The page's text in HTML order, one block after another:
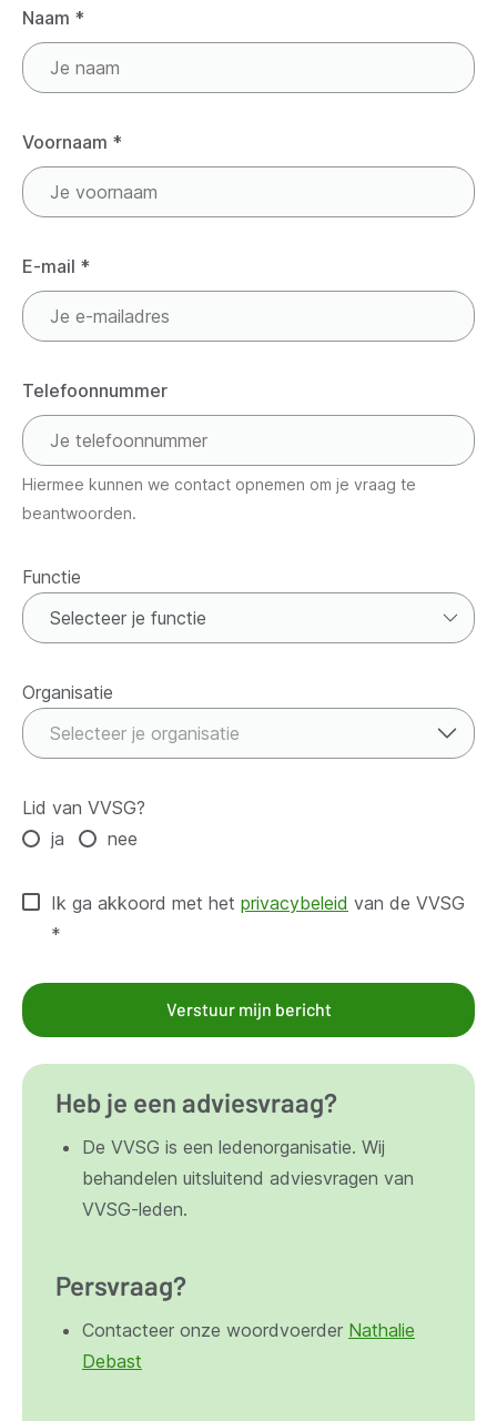
Naam *
Voornaam *
E-mail *
Telefoonnummer
Hiermee kunnen we contact opnemen om je vraag te
beantwoorden.
Functie
Functie
Organisatie
Organisatie
Selecteer je organisatie
Lid van VVSG?
ja
nee
Ik ga akkoord met het privacybeleid van de VVSG
*
Verstuur mijn bericht
Heb je een adviesvraag?
De VVSG is een ledenorganisatie. Wij
behandelen uitsluitend adviesvragen van
VVSG-leden.
Persvraag?
Contacteer onze woordvoerder Nathalie
Debast